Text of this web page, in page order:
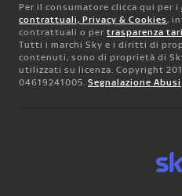
Per il consumatore clicca qui per i
contrattuali, Privacy & Cookies,
contrattuali o per trasparenza
Tutti i marchi Sky e i diritti di
contenuti, sono di proprietà di
utilizzati su licenza. Copyright
04619241005. Segnalazione Abusi